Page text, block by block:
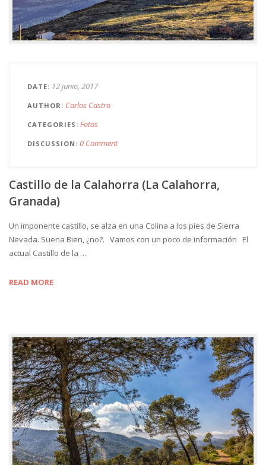
DATE 12 junio, 2017
AUTHOR Carlos Castro
CATEGORIES Fotos
DISCUSSION 0 Comment
Castillo de la Calahorra (La Calahorra,
Granada)
Un imponente castillo, se alza en una Colina a los pies de Sierra
Nevada. Suena Bien, ¿no?. Vamos con un poco de información El
actual Castillo de la …
READ MORE